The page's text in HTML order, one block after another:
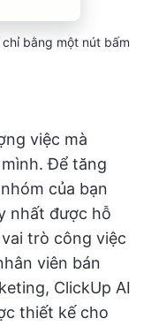
bằng một nút bấm
việc mà
Để tăng
của bạn
nhất được hỗ
trò công việc
viên bán
ClickUp AI
thiết kế cho